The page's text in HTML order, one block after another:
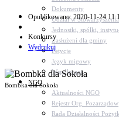
Dokumenty
Udział w
Jednostki, spółki,
Zasłużeni dla gminy
Petycje
Język migowy
Współpraca
NGO
Aktualności NGO
Rejestr Org.
Rada Działalności
Opublikowano: 2020-11-24
Konkursy
Wydrukuj
Bombka dla Sokoła